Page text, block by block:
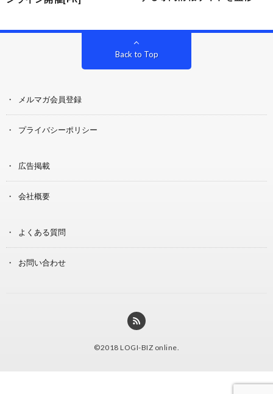
Back to Top
メルマガ会員登録
プライバシーポリシー
広告掲載
会社概要
よくある質問
お問い合わせ
©2018 LOGI-BIZ online